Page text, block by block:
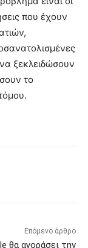
που έχουν
ξεκλειδώσουν
το
Επόμενο άρθρο
θα αγοράσει την